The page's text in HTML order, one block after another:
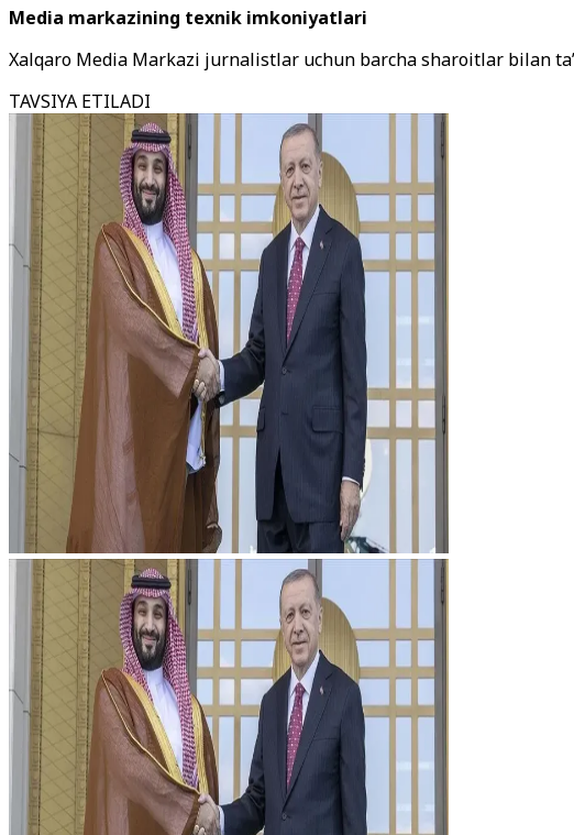
Media markazining texnik imkoniyatlari
Xalqaro Media Markazi jurnalistlar uchun barcha sharoitlar bilan
TAVSIYA ETILADI